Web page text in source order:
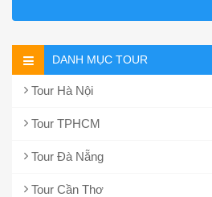
DANH MỤC TOUR
Tour Hà Nội
Tour TPHCM
Tour Đà Nẵng
Tour Cần Thơ